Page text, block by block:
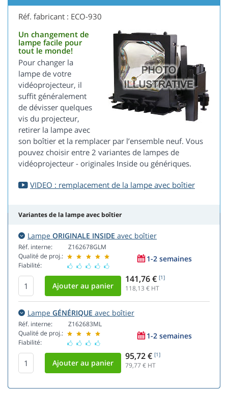
Réf. fabricant : ECO-930
Un changement de
lampe facile pour
tout le monde!
Pour changer la
lampe de votre
vidéoprojecteur, il
suffit généralement
de dévisser quelques
vis du projecteur,
retirer la lampe avec
son boîtier et la remplacer par l’ensemble neuf. Vous
pouvez choisir entre 2 variantes de lampes de
vidéoprojecteur - originales Inside ou génériques.
VIDEO : remplacement de la lampe avec boîtier
Variantes de la lampe avec boîtier
Lampe ORIGINALE INSIDE avec boîtier
Réf. interne:
Qualité de proj.:
Fiabilité:
Z162678GLM
1-2 semaines
141,76 € [1]
118,13 € HT
Lampe GÉNÉRIQUE avec boîtier
Réf. interne:
Qualité de proj.:
Fiabilité:
Z162683ML
1-2 semaines
95,72 € [1]
79,77 € HT